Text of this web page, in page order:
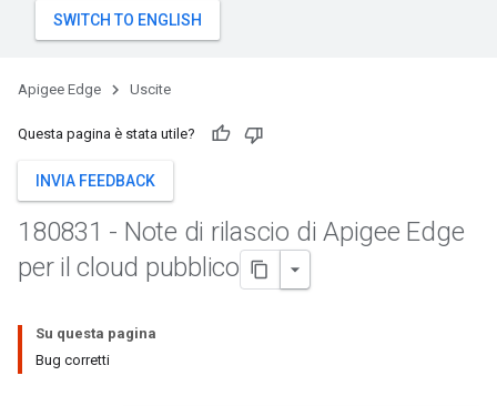
Apigee Edge Uscite
Questa pagina è stata utile?
INVIA FEEDBACK
180831 - Note di rilascio di Apigee Edge
per il cloud pubblico
Su questa pagina
Bug corretti